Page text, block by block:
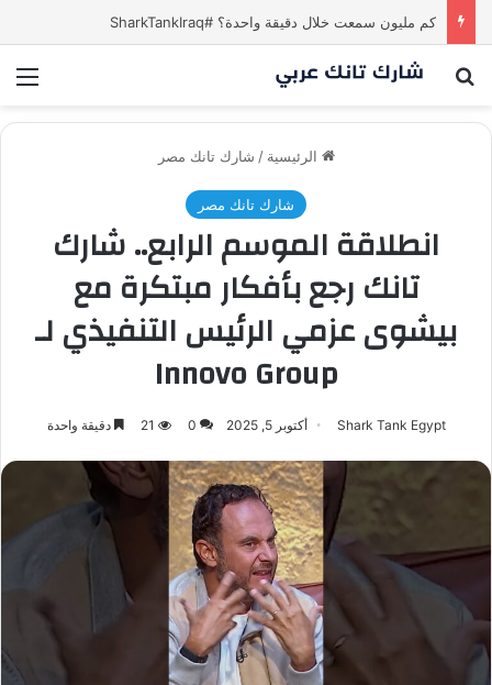
كم مليون سمعت خلال دقيقة واحدة؟ #SharkTankIraq
بحث عن
الرئيسية / شارك تانك مصر
شارك تانك مصر
انطلاقة الموسم الرابع.. شارك
تانك رجع بأفكار مبتكرة مع
بيشوى عزمي الرئيس التنفيذي لـ
Innovo Group
Shark Tank Egypt أكتوبر 5, 2025 0
21 دقيقة واحدة